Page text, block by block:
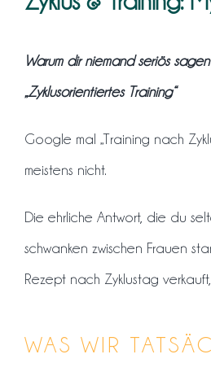
Warum dir niemand seriös
„Zyklusorientiertes Training“
Google mal „Training nach
meistens nicht.
Die ehrliche Antwort, die du
schwanken zwischen Frauen
Rezept nach Zyklustag
WAS WIR